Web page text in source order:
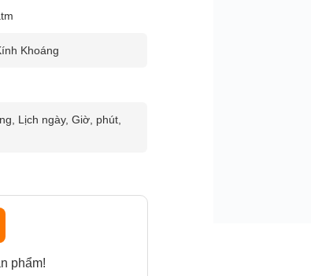
Khoáng
Lịch ngày, Giờ, phút,
phẩm!